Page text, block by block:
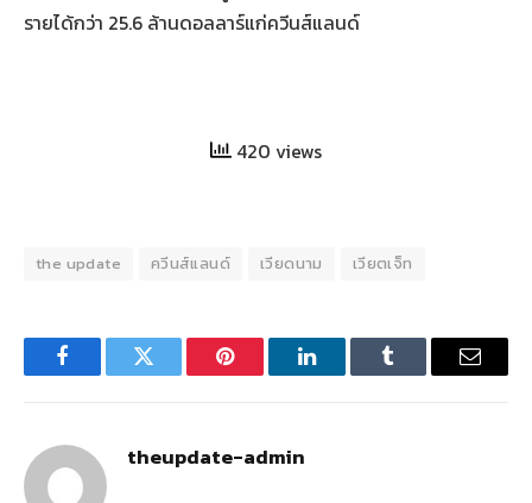
รายได้กว่า 25.6 ล้านดอลลาร์แก่ควีนส์แลนด์
420 views
the update ควีนส์แลนด์ เวียดนาม เวียตเจ็ท
FacebookTwitter Pinterest LinkedInTumblr Email
theupdate-admin